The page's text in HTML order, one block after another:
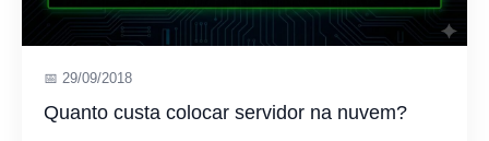
📅 29/09/2018
Quanto custa colocar servidor na nuvem?